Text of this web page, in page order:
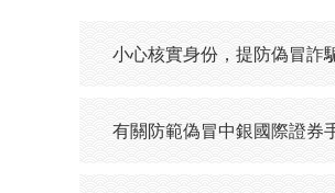
小心核實身份，提防偽冒詐
有關防範偽冒中銀國際證券